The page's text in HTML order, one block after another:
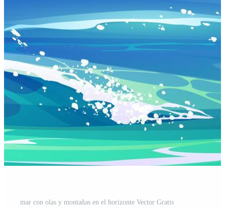
mar con olas y montañas en el horizonte Vector Gratis